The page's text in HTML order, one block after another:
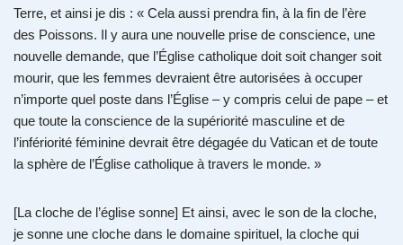
Terre, et ainsi je dis : « Cela aussi prendra fin, à la fin de l’ère
des Poissons. Il y aura une nouvelle prise de conscience, une
nouvelle demande, que l’Église catholique doit soit changer soit
mourir, que les femmes devraient être autorisées à occuper
n’importe quel poste dans l’Église – y compris celui de pape – et
que toute la conscience de la supériorité masculine et de
l’infériorité féminine devrait être dégagée du Vatican et de toute
la sphère de l’Église catholique à travers le monde. »
[La cloche de l’église sonne] Et ainsi, avec le son de la cloche,
je sonne une cloche dans le domaine spirituel, la cloche qui